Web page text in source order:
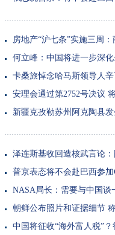
房地产“沪七条”实施三周
何立峰：中国将进一步深
卡桑旅悼念哈马斯领导人
安理会通过第2752号决议
新疆克孜勒苏州阿克陶县
泽连斯基收回造核武言论
普京表态将不会赴巴西参
NASA局长：需要与中国谈
朝鲜公布照片和证据细节
中国将征收“海外富人税”